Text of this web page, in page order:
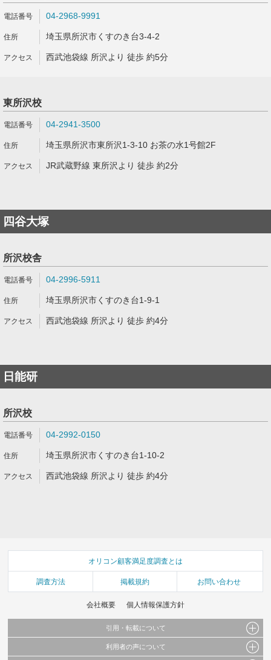
04-2968-9991
埼玉県所沢市くすのき台3-4-2
西武池袋線 所沢より 徒歩 約5分
東所沢校
04-2941-3500
埼玉県所沢市東所沢1-3-10 お茶の水1号館2F
JR武蔵野線 東所沢より 徒歩 約2分
四谷大塚
所沢校舎
04-2996-5911
埼玉県所沢市くすのき台1-9-1
西武池袋線 所沢より 徒歩 約4分
日能研
所沢校
04-2992-0150
埼玉県所沢市くすのき台1-10-2
西武池袋線 所沢より 徒歩 約4分
オリコン顧客満足度調査とは
調査方法 掲載規約 お問い合わせ
会社概要 個人情報保護方針
引用・転載について
当サイトで公開されている情報（文字、写真、イラスト、画像データ等）及びこれらの配
利用者の声について